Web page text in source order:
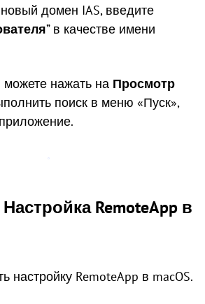
домен IAS, введите
” в качестве имени
нажать на Просмотр
поиск в меню «Пуск»,
RemoteApp в
настройку RemoteApp в macOS.